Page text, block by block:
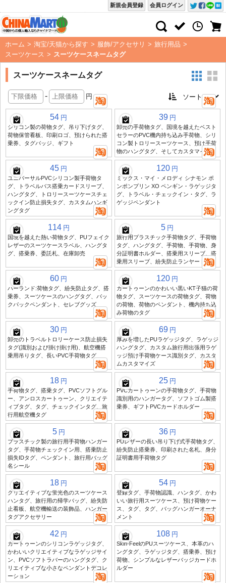
会員ログイン
新規会員登録
ホーム > 淘宝/天猫から探す > 服飾/アクセサリ > 旅行用品 >
スーツケース > スーツケースネームタグ
スーツケースネームタグ
- 円
54 円
シリコン製の荷物タグ、吊り下げタグ、
荷物保管看板、印刷ロゴ、預けられた搭
乗券、タグバッジ、ギフト
39 円
卸売の手荷物タグ、国境を越えたベスト
セラーのPVC機内持ち込み手荷物、シリ
コン製トロリースーツケース、預け手荷
物のハングタグ、そしてカスタマイズ
45 円
ユニバーサルPVCシリコン製手荷物タ
グ、トラベルバス搭乗カードスリーブ、
ハングタグ、トロリースーツケースチェ
ックイン防止損失タグ、カスタムハンギ
ングタグ
120 円
ミックス・マイ・メロディ シナモン ポ
ンポンプリン XO ペンギン・ラゲッジタ
グ、トラベル・チェックイン・タグ、ラ
ゲッジペンダント
114 円
国境を越えた熱い荷物タグ、PUフェイク
レザーのスーツケースラベル、ハングタ
グ、搭乗券、委託札、在庫卸売
5 円
旅行用プラスチック手荷物タグ、手荷物
タグ、ハングタグ、手荷物、手荷物、身
分証明書ホルダー、搭乗用スリーブ、搭
乗用スリーブ、紛失防止ランヤード
60 円
ハーランド:荷物タグ、紛失防止タグ、搭
乗券、スーツケースのハングタグ、バッ
クパックペンダント、セレブグッズ
120 円
カートゥーンのかわいい黒いKT子猫の荷
物タグ、スーツケースの荷物タグ、荷物
の荷物、荷物のペンダント、機内持ち込
み荷物のタグ
30 円
卸売のトラベルトロリーケース防止損失
タグ(識別および掛け掛け用)、航空機搭
乗用吊りタグ、長いPVC手荷物タグ
69 円
厚みを増したPUラゲッジタグ、ラゲッジ
ハングタグ、カスタム旅行用出張用ラゲ
ッジ預け手荷物ケース識別タグ、カスタ
ムカスタマイズ
18 円
手荷物タグ、搭乗タグ、PVCソフトグル
ー、アンロスカートゥーン、クリエイテ
ィブタグ、タグ、チェックインタグ、旅
行用航空機タグ
25 円
PVCカートゥーンの手荷物タグ、手荷物
識別用のハンガータグ、ソフトゴム製搭
乗券、ギフトPVCカードホルダー
5 円
プラスチック製の旅行用手荷物ハンガー
タグ、手荷物チェックイン用、搭乗防止
損失IDタグ、ペンダント、旅行用バッグ
名シール
36 円
PUレザーの長い吊り下げ式手荷物タグ、
紛失防止搭乗券、印刷された名札、身分
証明書用手荷物タグ
18 円
クリエイティブな蛍光色のスーツケース
ハンタグ、旅行用の帰学バッグ、紛失防
止看板、航空機輸送の装飾品、ハンガー
タグアクセサリー
54 円
登録タグ、手荷物認識、ハンタグ、かわ
いい旅行用スーツケース、預け荷物ケー
ス、タグ、タグ、バッグハンガーオーナ
メント
42 円
カートゥーンのシリコンラゲッジタグ、
かわいいクリエイティブなラゲッジサイ
ン、PVCソフトラバーのハングタグ、ク
リエイティブな小さなペンダントデコレ
ーション
108 円
Skin-FeelのPUスーツケース、本革のハ
ングタグ、ラゲッジタグ、搭乗券、預け
荷物、シンプルなレザーバッジカードホ
ルダー